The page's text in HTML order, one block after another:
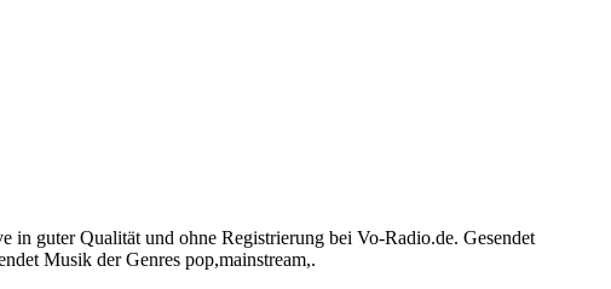
in guter Qualität und ohne Registrierung bei Vo-Radio.de. Gesendet
Musik der Genres pop,mainstream,.